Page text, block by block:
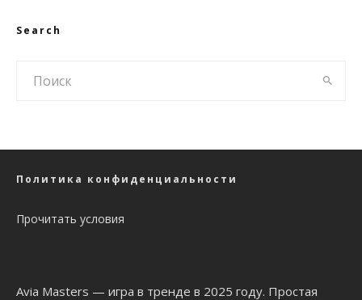
Search
Политика конфиденциальности
Прочитать условия
Avia Masters — игра в тренде в 2025 году. Простая